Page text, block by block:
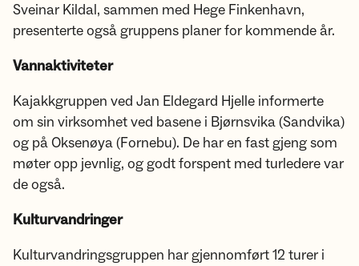
Sveinar Kildal, sammen med Hege Finkenhavn,
presenterte også gruppens planer for kommende år.
Vannaktiviteter
Kajakkgruppen ved Jan Eldegard Hjelle informerte
om sin virksomhet ved basene i Bjørnsvika (Sandvika)
og på Oksenøya (Fornebu). De har en fast gjeng som
møter opp jevnlig, og godt forspent med turledere var
de også.
Kulturvandringer
Kulturvandringsgruppen har gjennomført 12 turer i